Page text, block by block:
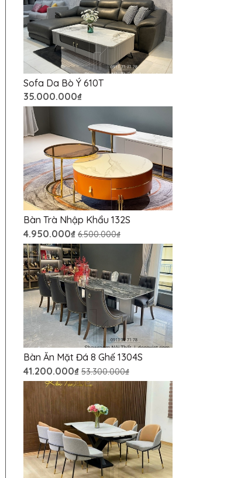
Sofa Da Bò Ý 610T
35.000.000₫
Bàn Trà Nhập Khẩu 132S
4.950.000₫ 6.500.000₫
Bàn Ăn Mặt Đá 8 Ghế 1304S
41.200.000₫ 53.300.000₫